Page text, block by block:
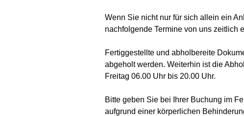
Wenn Sie nicht nur für sich allein ein
nachfolgende Termine von uns zeitlich
Fertiggestellte und abholbereite
abgeholt werden. Weiterhin ist die
Freitag 06.00 Uhr bis 20.00 Uhr.
Bitte geben Sie bei Ihrer Buchung im
aufgrund einer körperlichen